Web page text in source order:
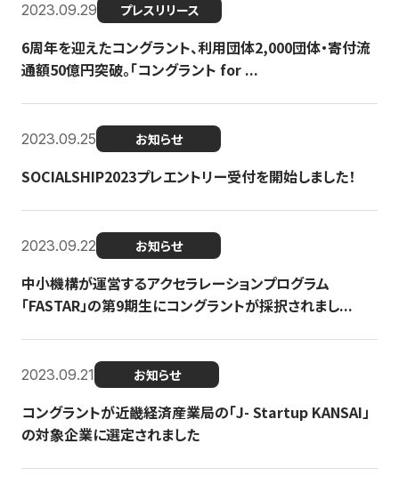
2023.09.29 プレスリリース
6周年を迎えたコングラント、利用団体2,000団体・寄付流
通額50億円突破。「コングラント for ...
2023.09.25 お知らせ
SOCIALSHIP2023プレエントリー受付を開始しました！
2023.09.22 お知らせ
中小機構が運営するアクセラレーションプログラム
「FASTAR」の第9期生にコングラントが採択されまし...
2023.09.21 お知らせ
コングラントが近畿経済産業局の「J- Startup KANSAI」
の対象企業に選定されました